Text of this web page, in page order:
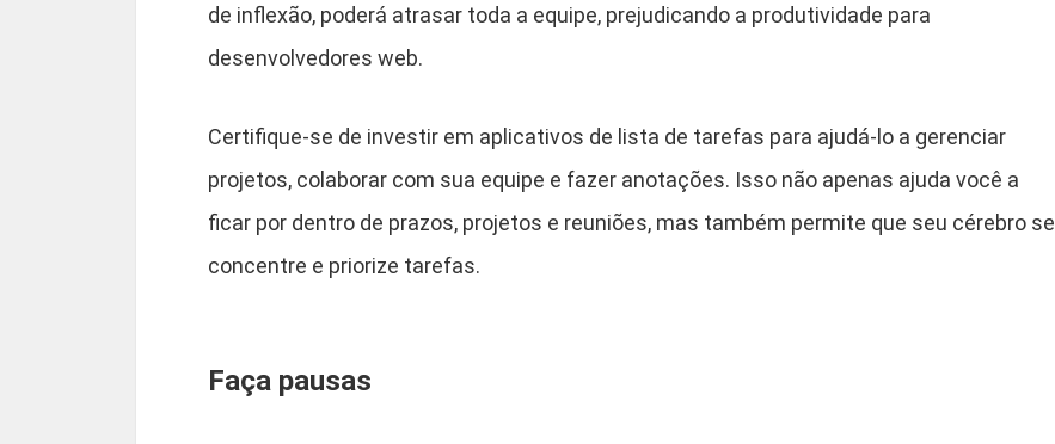
de inflexão, poderá atrasar toda a equipe, prejudicando a produtividade para
desenvolvedores web.
Certifique-se de investir em aplicativos de lista de tarefas para ajudá-lo a gerenciar
projetos, colaborar com sua equipe e fazer anotações. Isso não apenas ajuda você a
ficar por dentro de prazos, projetos e reuniões, mas também permite que seu cérebro se
concentre e priorize tarefas.
Faça pausas